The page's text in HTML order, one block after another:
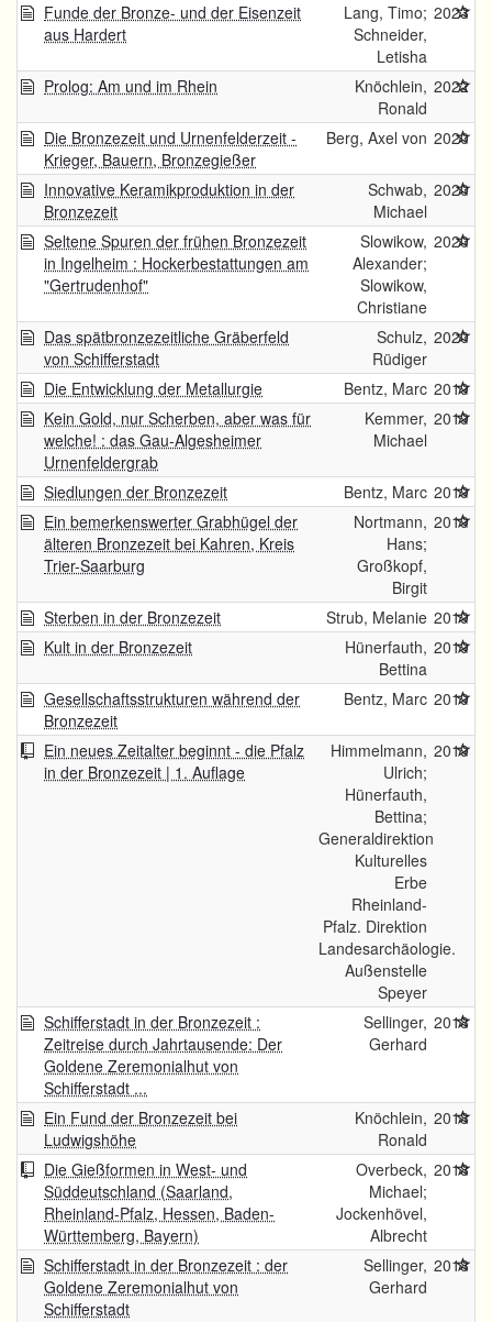
Funde der Bronze- und der Eisenzeit
aus Hardert
Lang, Timo;
Schneider,
Letisha
2023
Prolog: Am und im Rhein
Knöchlein,
Ronald
2022
Die Bronzezeit und Urnenfelderzeit -
Krieger, Bauern, Bronzegießer
Berg, Axel von 2020
Innovative Keramikproduktion in der
Bronzezeit
Schwab,
Michael
2020
Seltene Spuren der frühen Bronzezeit
in Ingelheim : Hockerbestattungen am
"Gertrudenhof"
Slowikow,
Alexander;
Slowikow,
Christiane
2020
Das spätbronzezeitliche Gräberfeld
von Schifferstadt
Schulz,
Rüdiger
2020
Die Entwicklung der Metallurgie Bentz, Marc 2019
Kein Gold, nur Scherben, aber was für
welche! : das Gau-Algesheimer
Urnenfeldergrab
Kemmer,
Michael
2019
Siedlungen der Bronzezeit Bentz, Marc 2019
Ein bemerkenswerter Grabhügel der
älteren Bronzezeit bei Kahren, Kreis
Trier-Saarburg
Nortmann,
Hans;
Großkopf,
Birgit
2019
Sterben in der Bronzezeit Strub, Melanie 2019
Kult in der Bronzezeit
Hünerfauth,
Bettina
2019
Gesellschaftsstrukturen während der
Bronzezeit
Bentz, Marc 2019
Ein neues Zeitalter beginnt - die Pfalz
in der Bronzezeit | 1. Auflage
Himmelmann,
Ulrich;
Hünerfauth,
Bettina;
Generaldirektion
Kulturelles
Erbe
Rheinland-
Pfalz. Direktion
Landesarchäologie.
Außenstelle
Speyer
2019
Schifferstadt in der Bronzezeit :
Zeitreise durch Jahrtausende: Der
Goldene Zeremonialhut von
Schifferstadt ...
Sellinger,
Gerhard
2018
Ein Fund der Bronzezeit bei
Ludwigshöhe
Knöchlein,
Ronald
2018
Die Gießformen in West- und
Süddeutschland (Saarland,
Rheinland-Pfalz, Hessen, Baden-
Württemberg, Bayern)
Overbeck,
Michael;
Jockenhövel,
Albrecht
2018
Schifferstadt in der Bronzezeit : der
Goldene Zeremonialhut von
Schifferstadt
Sellinger,
Gerhard
2018